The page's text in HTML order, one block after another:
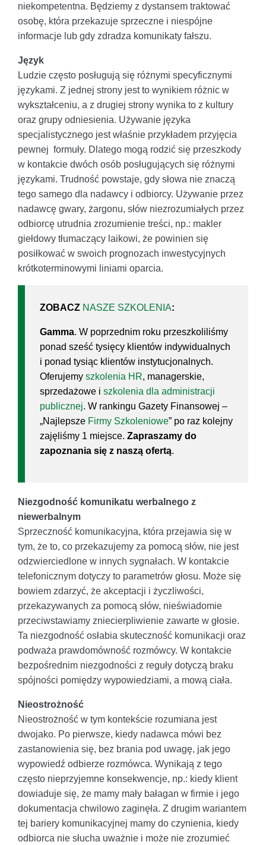
niekompetentna. Będziemy z dystansem traktować
osobę, która przekazuje sprzeczne i niespójne
informacje lub gdy zdradza komunikaty fałszu.
Język
Ludzie często posługują się różnymi specyficznymi
językami. Z jednej strony jest to wynikiem różnic w
wykształceniu, a z drugiej strony wynika to z kultury
oraz grupy odniesienia. Używanie języka
specjalistycznego jest właśnie przykładem przyjęcia
pewnej formuły. Dlatego mogą rodzić się przeszkody
w kontakcie dwóch osób posługujących się różnymi
językami. Trudność powstaje, gdy słowa nie znaczą
tego samego dla nadawcy i odbiorcy. Używanie przez
nadawcę gwary, żargonu, słów niezrozumiałych przez
odbiorcę utrudnia zrozumienie treści, np.: makler
giełdowy tłumaczący laikowi, że powinien się
posiłkować w swoich prognozach inwestycyjnych
krótkoterminowymi liniami oparcia.
ZOBACZ NASZE SZKOLENIA:
Gamma. W poprzednim roku przeszkoliliśmy
ponad sześć tysięcy klientów indywidualnych
i ponad tysiąc klientów instytucjonalnych.
Oferujemy szkolenia HR, managerskie,
sprzedażowe i szkolenia dla administracji
publicznej. W rankingu Gazety Finansowej –
„Najlepsze Firmy Szkoleniowe” po raz kolejny
zajęliśmy 1 miejsce. Zapraszamy do
zapoznania się z naszą ofertą.
Niezgodność komunikatu werbalnego z
niewerbalnym
Sprzeczność komunikacyjna, która przejawia się w
tym, że to, co przekazujemy za pomocą słów, nie jest
odzwierciedlone w innych sygnałach. W kontakcie
telefonicznym dotyczy to parametrów głosu. Może się
bowiem zdarzyć, że akceptacji i życzliwości,
przekazywanych za pomocą słów, nieświadomie
przeciwstawiamy zniecierpliwienie zawarte w głosie.
Ta niezgodność osłabia skuteczność komunikacji oraz
podważa prawdomówność rozmówcy. W kontakcie
bezpośrednim niezgodności z reguły dotyczą braku
spójności pomiędzy wypowiedziami, a mową ciała.
Nieostrożność
Nieostrożność w tym kontekście rozumiana jest
dwojako. Po pierwsze, kiedy nadawca mówi bez
zastanowienia się, bez brania pod uwagę, jak jego
wypowiedź odbierze rozmówca. Wynikają z tego
często nieprzyjemne konsekwencje, np.: kiedy klient
dowiaduje się, że mamy mały bałagan w firmie i jego
dokumentacja chwilowo zaginęła. Z drugim wariantem
tej bariery komunikacyjnej mamy do czynienia, kiedy
odbiorca nie słucha uważnie i może nie zrozumieć